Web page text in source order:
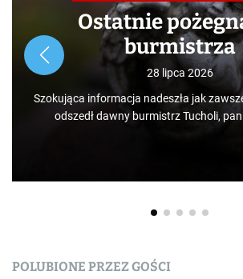
Ostatnie
burmistrza
28 lipca 2026
Szokująca informacja nadeszła jak
odszedł dawny burmistrz Tucholi,
POLUBIONE PRZEZ GOŚCI